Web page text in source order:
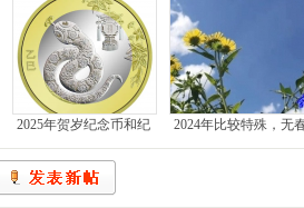
› ›
2025年贺岁纪念币和纪 2024年比较特殊，无